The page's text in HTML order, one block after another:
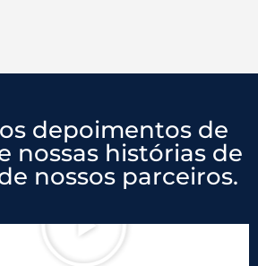
depoimentos de
nossas histórias de
nossos parceiros.